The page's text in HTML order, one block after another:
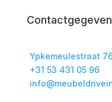
Ypkemeulestraat
+31 53 431 05 96